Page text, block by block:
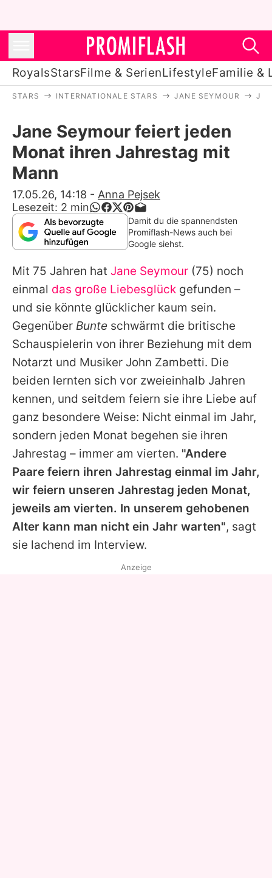
RoyalsStarsFilme & SerienLifestyleFamilie &
Stars
Filme & Serien
Lifestyle
Familie & Liebe
Promiflash Exklusiv
Alle Themen auf Promiflash
Jobs
App runterladen
Team
Redaktionelle Richtlinien
Impressum
Datenschutzerklärung
Utiq verwalten
STARS INTERNATIONALE STARS JANE SEYMOUR
Jane Seymour feiert jeden
Monat ihren Jahrestag mit
Mann
17.05.26, 14:18 - Anna Pejsek
Lesezeit: 2 min
Damit du die spannendsten
Promiflash-News auch bei
Google siehst.
Mit 75 Jahren hat Jane Seymour (75) noch
einmal das große Liebesglück gefunden –
und sie könnte glücklicher kaum sein.
Gegenüber Bunte schwärmt die britische
Schauspielerin von ihrer Beziehung mit dem
Notarzt und Musiker John Zambetti. Die
beiden lernten sich vor zweieinhalb Jahren
kennen, und seitdem feiern sie ihre Liebe auf
ganz besondere Weise: Nicht einmal im Jahr,
sondern jeden Monat begehen sie ihren
Jahrestag – immer am vierten. "Andere
Paare feiern ihren Jahrestag einmal im Jahr,
wir feiern unseren Jahrestag jeden Monat,
jeweils am vierten. In unserem gehobenen
Alter kann man nicht ein Jahr warten", sagt
sie lachend im Interview.
Anzeige